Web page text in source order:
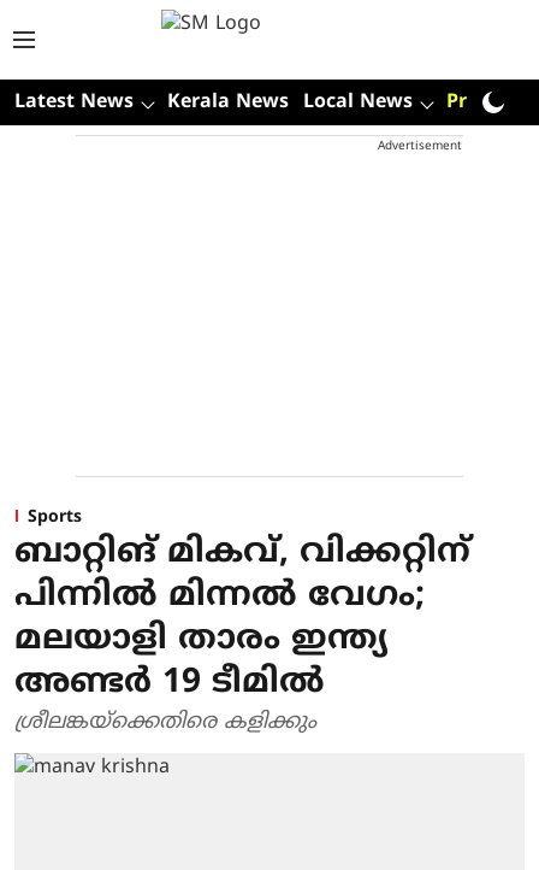
Latest News Kerala News Local News Premium
Advertisement
Sports
ബാറ്റിങ് മികവ്, വിക്കറ്റിന്
പിന്നിൽ മിന്നൽ വേ​ഗം;
മലയാളി താരം ഇന്ത്യ
അണ്ടർ 19 ടീമിൽ
ശ്രീലങ്കയ്‌ക്കെതിരെ കളിക്കും